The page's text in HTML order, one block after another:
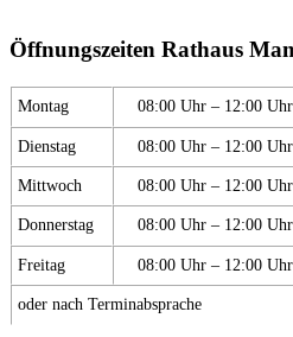
Öffnungszeiten Rathaus
Montag 08:00 Uhr – 12:00 Uhr
Dienstag 08:00 Uhr – 12:00 Uhr
Mittwoch 08:00 Uhr – 12:00 Uhr
Donnerstag 08:00 Uhr – 12:00 Uhr
Freitag 08:00 Uhr – 12:00 Uhr
oder nach Terminabsprache